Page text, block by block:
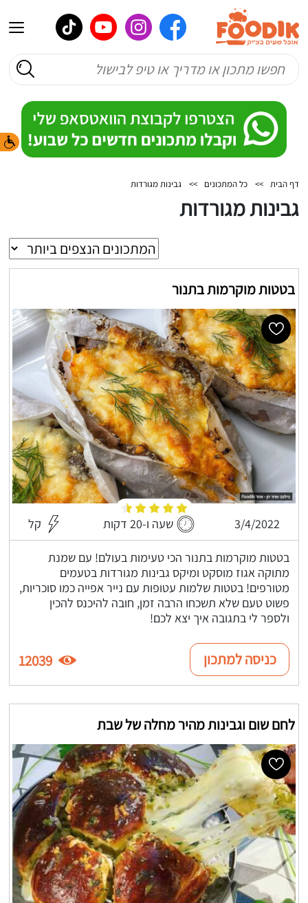
דף הבית >> כל המתכונים >> גבינות מגורדות
גבינות מגורדות
בטטות מוקרמות בתנור
3/4/2022 שעה ו-20 דקות קל
בטטות מוקרמות בתנור הכי טעימות בעולם! עם שמנת
מתוקה אגוז מוסקט ומיקס גבינות מגורדות בטעמים
מטורפים! בטטות שלמות עטופות עם נייר אפייה כמו סוכריות,
פשוט טעם שלא תשכחו הרבה זמן, חובה להיכנס להכין
ולספר לי בתגובה איך יצא לכם!
כניסה למתכון 12039
לחם שום וגבינות מהיר מחלה של שבת